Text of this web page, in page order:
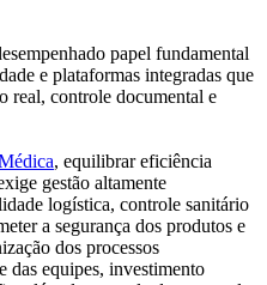
papel fundamental
e plataformas integradas que
real, controle documental e
, equilibrar eficiência
gestão altamente
logística, controle sanitário
a segurança dos produtos e
dos processos
das equipes, investimento